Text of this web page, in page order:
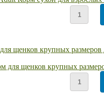
щенков крупных